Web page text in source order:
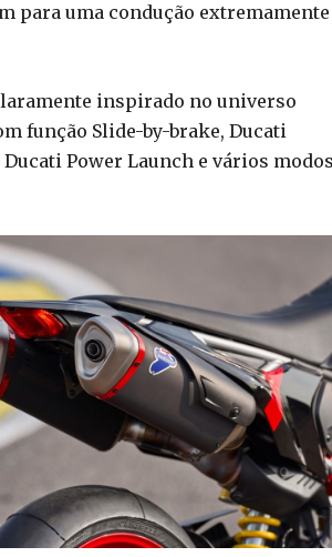
para uma condução extremamente
inspirado no universo
função Slide-by-brake, Ducati
Power Launch e vários